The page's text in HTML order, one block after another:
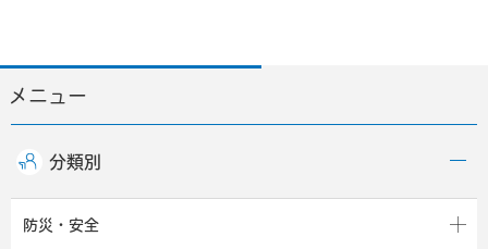
メニュー
分類別
防災・安全